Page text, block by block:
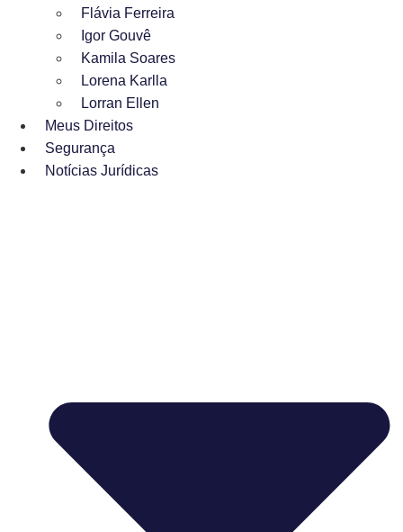
Flávia Ferreira
Igor Gouvê
Kamila Soares
Lorena Karlla
Lorran Ellen
Meus Direitos
Segurança
Notícias Jurídicas